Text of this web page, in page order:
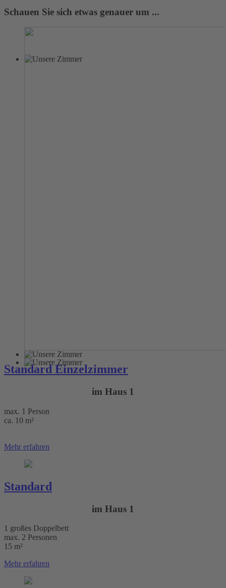
Schauen Sie sich etwas genauer um ...
Standard Einzelzimmer
im Haus 1
max. 1 Person
ca. 10 m²
Mehr erfahren
Standard
im Haus 1
1 großes Doppelbett
max. 2 Personen
15 m²
Mehr erfahren